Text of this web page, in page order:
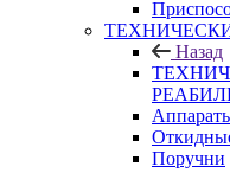
Назад
Поручни